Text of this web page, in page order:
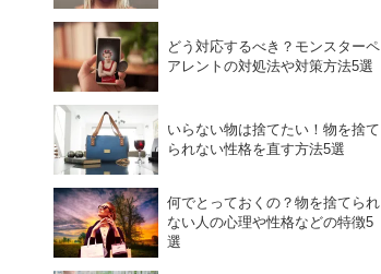
どう対応するべき？モンスターペ
アレントの対処法や対策方法5選
いらない物は捨てたい！物を捨て
られない性格を直す方法5選
何でとっておくの？物を捨てられ
ない人の心理や性格などの特徴5
選